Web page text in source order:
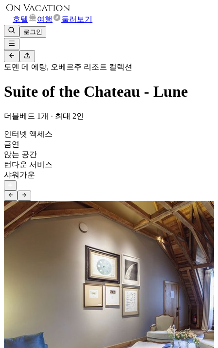
호텔 여행 둘러보기
로그인
도멘 데 에탕, 오베르주 리조트 컬렉션
Suite of the Chateau - Lune
더블베드 1개 · 최대 2인
인터넷 액세스
금연
앉는 공간
턴다운 서비스
샤워가운